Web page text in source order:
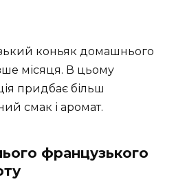
коньяк домашнього
місяця. В цьому
придбає більш
смак і аромат.
французького